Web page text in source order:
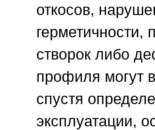
откосов,
герметичности,
створок либо
профиля могут
спустя
эксплуатации,